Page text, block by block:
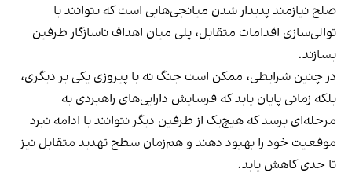
صلح نیازمند پدیدار شدن میانجی‌هایی است که بتوانند با
توالی‌سازی اقدامات متقابل، پلی میان اهداف ناسازگار طرفین
بسازند.
در چنین شرایطی، ممکن است جنگ نه با پیروزی یکی بر دیگری،
بلکه زمانی پایان یابد که فرسایش دارایی‌های راهبردی به
مرحله‌ای برسد که هیچ‌یک از طرفین دیگر نتوانند با ادامه نبرد
موقعیت خود را بهبود دهند و هم‌زمان سطح تهدید متقابل نیز
تا حدی کاهش یابد.